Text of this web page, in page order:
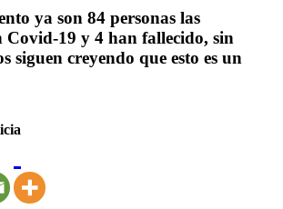
ya son 84 personas las
Covid-19 y 4 han fallecido, sin
siguen creyendo que esto es un